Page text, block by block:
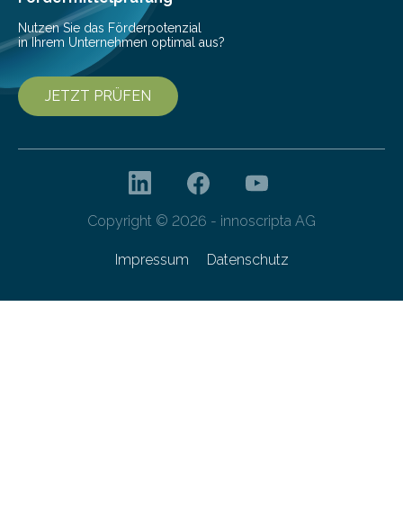
Nutzen Sie das Förderpotenzial
in Ihrem Unternehmen optimal aus?
JETZT PRÜFEN
Copyright © 2026 - innoscripta AG
Impressum Datenschutz